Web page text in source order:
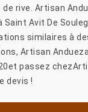
rive. Artisan
Avit De
similaires à
Artisan
passez
devis !